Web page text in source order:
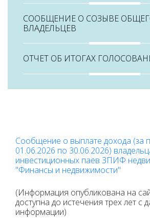
СООБЩЕНИЕ О СОЗЫВЕ
ВЛАДЕЛЬЦЕВ
ОТЧЕТ ОБ ИТОГАХ
Сообщение о выплате дохода (за
01.06.2026 по 30.06.2026)
инвестиционных паев ЗПИФ
"Финансы и недвижимости"
(Информация опубликована на
доступна до истечения трех лет с
информации)